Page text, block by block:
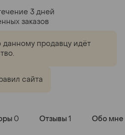
3 дней
заказов
продавцу идёт
сайта
0 Отзывы1 Обо мне